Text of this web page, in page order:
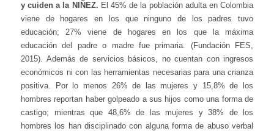
y cuiden a la NIÑEZ. El 45% de la población adulta en Colombia
viene de hogares en los que ninguno de los padres tuvo
educación; 27% viene de hogares en los que la máxima
educación del padre o madre fue primaria. (Fundación FES,
2015). Además de servicios básicos, no cuentan con ingresos
económicos ni con las herramientas necesarias para una crianza
positiva. Por lo menos 26% de las mujeres y 15,8% de los
hombres reportan haber golpeado a sus hijos como una forma de
castigo; mientras que 48,6% de las mujeres y 38% de los
hombres los han disciplinado con alguna forma de abuso verbal